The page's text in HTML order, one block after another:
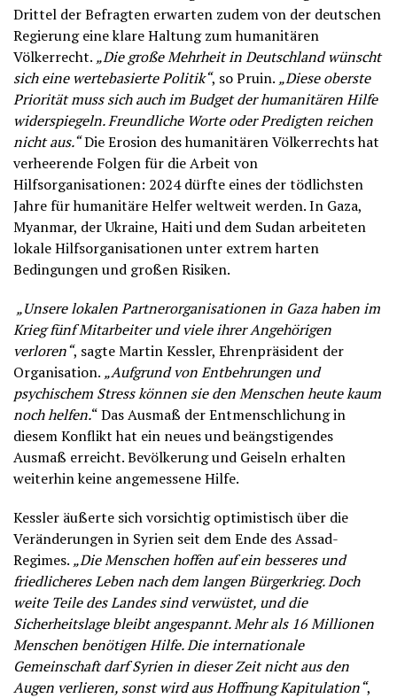
Drittel der Befragten erwarten zudem von der deutschen
Regierung eine klare Haltung zum humanitären
Völkerrecht. „Die große Mehrheit in Deutschland wünscht
sich eine wertebasierte Politik“, so Pruin. „Diese oberste
Priorität muss sich auch im Budget der humanitären Hilfe
widerspiegeln. Freundliche Worte oder Predigten reichen
nicht aus.“Die Erosion des humanitären Völkerrechts hat
verheerende Folgen für die Arbeit von
Hilfsorganisationen: 2024 dürfte eines der tödlichsten
Jahre für humanitäre Helfer weltweit werden. In Gaza,
Myanmar, der Ukraine, Haiti und dem Sudan arbeiteten
lokale Hilfsorganisationen unter extrem harten
Bedingungen und großen Risiken.
„Unsere lokalen Partnerorganisationen in Gaza haben im
Krieg fünf Mitarbeiter und viele ihrer Angehörigen
verloren“, sagte Martin Kessler, Ehrenpräsident der
Organisation. „Aufgrund von Entbehrungen und
psychischem Stress können sie den Menschen heute kaum
noch helfen.“ Das Ausmaß der Entmenschlichung in
diesem Konflikt hat ein neues und beängstigendes
Ausmaß erreicht. Bevölkerung und Geiseln erhalten
weiterhin keine angemessene Hilfe.
Kessler äußerte sich vorsichtig optimistisch über die
Veränderungen in Syrien seit dem Ende des Assad-
Regimes. „Die Menschen hoffen auf ein besseres und
friedlicheres Leben nach dem langen Bürgerkrieg. Doch
weite Teile des Landes sind verwüstet, und die
Sicherheitslage bleibt angespannt. Mehr als 16 Millionen
Menschen benötigen Hilfe. Die internationale
Gemeinschaft darf Syrien in dieser Zeit nicht aus den
Augen verlieren, sonst wird aus Hoffnung Kapitulation“,